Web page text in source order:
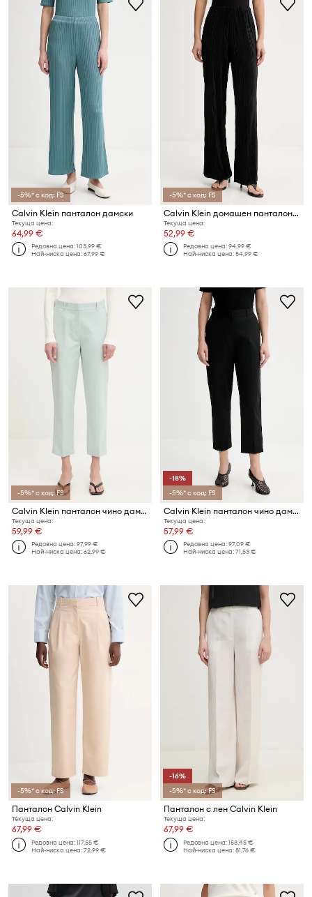
-5%* с код: FS
Calvin Klein панталон дамски
Текуща цена:
64,99 €
Редовна цена:103,99 €
Най-ниска цена:67,99 €
-5%* с код: FS
Calvin Klein домашен панталон дамски
Текуща цена:
52,99 €
Редовна цена:94,99 €
Най-ниска цена:54,99 €
-5%* с код: FS
Calvin Klein панталон чино дамски от памук с еластан
Текуща цена:
59,99 €
Редовна цена:97,99 €
Най-ниска цена:62,99 €
-18%
-5%* с код: FS
Calvin Klein панталон чино дамски от памук с еластан
Текуща цена:
57,99 €
Редовна цена:97,09 €
Най-ниска цена:71,53 €
-5%* с код: FS
Панталон Calvin Klein
Текуща цена:
67,99 €
Редовна цена:117,55 €
Най-ниска цена:72,99 €
-16%
-5%* с код: FS
Панталон с лен Calvin Klein
Текуща цена:
67,99 €
Редовна цена:158,45 €
Най-ниска цена:81,76 €